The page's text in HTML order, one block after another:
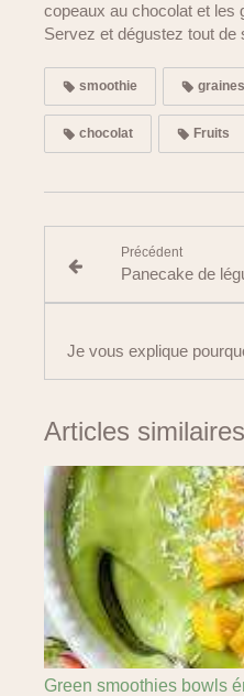
copeaux au chocolat et les
Servez et dégustez tout de
smoothie graines
chocolat Fruits
Précédent
Panecake de
Articles similaires
Green smoothies bowls